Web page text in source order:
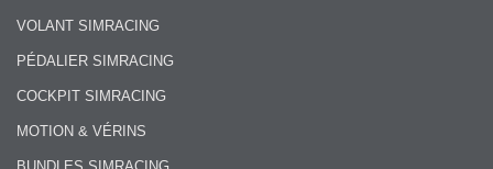
VOLANT SIMRACING
PÉDALIER SIMRACING
COCKPIT SIMRACING
MOTION & VÉRINS